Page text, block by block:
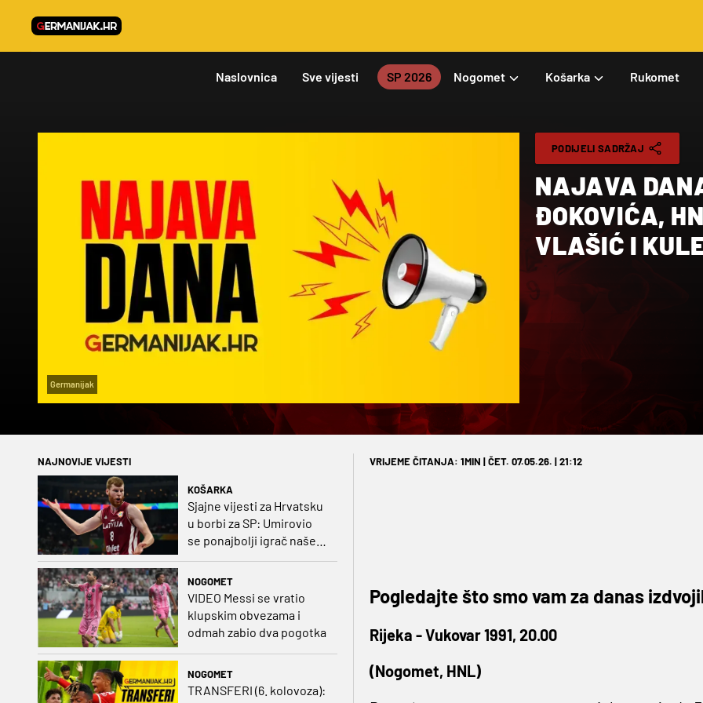
Naslovnica Sve vijesti SP 2026 Nogomet Košarka Rukomet
Germanijak
PODIJELI SADRŽAJ
NAJAVA
ĐOKOVIĆA,
VLAŠIĆ I
NAJNOVIJE VIJESTI
KOŠARKA
Sjajne vijesti za Hrvatsku
u borbi za SP: Umirovio
se ponajbolji igrač našeg
NOGOMET
VIDEO Messi se vratio
klupskim obvezama i
odmah zabio dva pogotka
NOGOMET
TRANSFERI (6. kolovoza):
VRIJEME ČITANJA: 1MIN | ČET. 07.05.26. | 21:12
Pogledajte što smo vam za danas
Rijeka - Vukovar 1991, 20.00
(Nogomet, HNL)